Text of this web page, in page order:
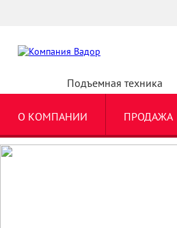
Подъемная техника
О КОМПАНИИ ПРОДАЖА